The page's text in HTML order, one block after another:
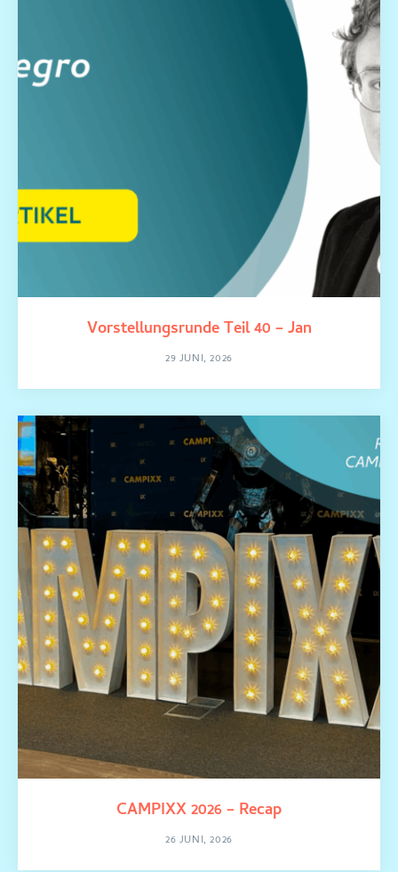
Vorstellungsrunde Teil 40 – Jan
29 JUNI, 2026
CAMPIXX 2026 – Recap
26 JUNI, 2026